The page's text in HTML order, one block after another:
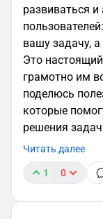
развиваться
вашу задачу,
Это
грамотно им
поделюсь
которые
решения
Читать далее
1 0